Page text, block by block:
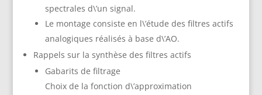
spectrales d\’un signal.
Le montage consiste en l\’étude des filtres actifs
analogiques réalisés à base d\’AO.
Rappels sur la synthèse des filtres actifs
Gabarits de filtrage
Choix de la fonction d\’approximation